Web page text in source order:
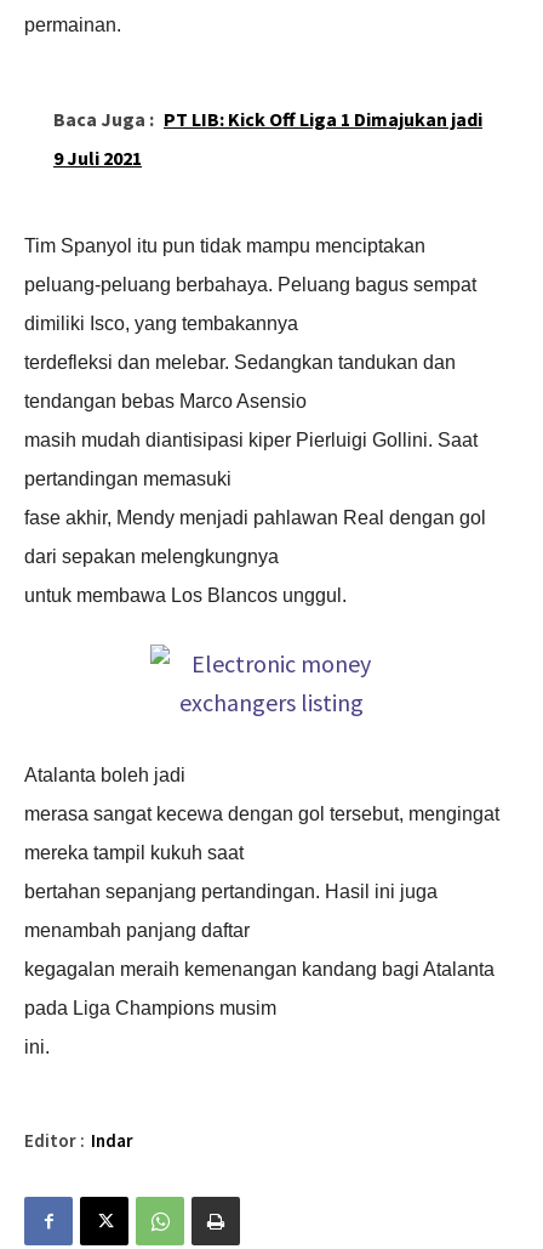
permainan.
Baca Juga : PT LIB: Kick Off Liga 1 Dimajukan jadi
9 Juli 2021
Tim Spanyol itu pun tidak mampu menciptakan
peluang-peluang berbahaya. Peluang bagus sempat
dimiliki Isco, yang tembakannya
terdefleksi dan melebar. Sedangkan tandukan dan
tendangan bebas Marco Asensio
masih mudah diantisipasi kiper Pierluigi Gollini. Saat
pertandingan memasuki
fase akhir, Mendy menjadi pahlawan Real dengan gol
dari sepakan melengkungnya
untuk membawa Los Blancos unggul.
Atalanta boleh jadi
merasa sangat kecewa dengan gol tersebut, mengingat
mereka tampil kukuh saat
bertahan sepanjang pertandingan. Hasil ini juga
menambah panjang daftar
kegagalan meraih kemenangan kandang bagi Atalanta
pada Liga Champions musim
ini.
Editor : Indar